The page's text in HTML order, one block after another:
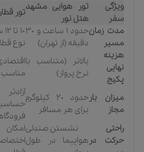
ویژگی
سفر
تور هوایی مشهد
هتل نور
تور
مدت زمان
مسیر
حدود ۱ ساعت و ۳۰
دقیقه (از تهران)
نوع
هزینه
نهایی
پکیج
بالاتر (متناسب با
نرخ پرواز)
مناسب
میزان بار
مجاز
حدود ۲۰ کیلوگرم
برای هر مسافر
راحتی
حرکت در
نشستن صندلی
هواپیما در طول
امکان